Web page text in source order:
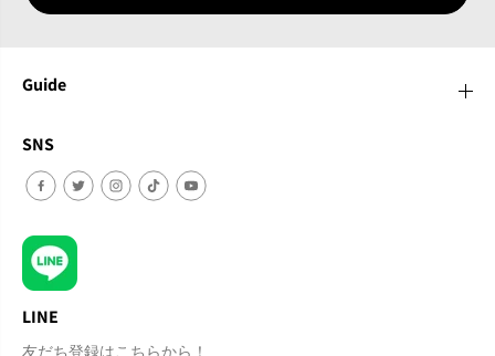
Guide
SNS
LINE
友だち登録はこちらから！